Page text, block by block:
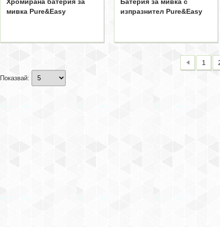
мивка Pure&Easy
изпразнител Pure&Easy
1
Показвай: